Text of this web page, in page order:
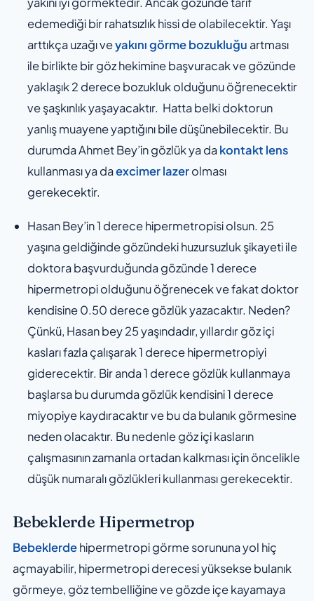
edemediği bir rahatsızlık hissi de olabilecektir. Yaşı
arttıkça uzağı veyakını görme bozukluğu artması
ile birlikte bir göz hekimine başvuracak ve gözünde
yaklaşık 2 derece bozukluk olduğunu öğrenecektir
ve şaşkınlık yaşayacaktır. Hatta belki doktorun
yanlış muayene yaptığını bile düşünebilecektir. Bu
durumda Ahmet Bey’in gözlük ya dakontakt lens
kullanması ya daexcimer lazerolması
gerekecektir.
Hasan Bey’in 1 derece hipermetropisi olsun. 25
yaşına geldiğinde gözündeki huzursuzluk şikayeti ile
doktora başvurduğunda gözünde 1 derece
hipermetropi olduğunu öğrenecek ve fakat doktor
kendisine 0.50 derece gözlük yazacaktır. Neden?
Çünkü, Hasan bey 25 yaşındadır, yıllardır göz içi
kasları fazla çalışarak 1 derece hipermetropiyi
giderecektir. Bir anda 1 derece gözlük kullanmaya
başlarsa bu durumda gözlük kendisini 1 derece
miyopiye kaydıracaktır ve bu da bulanık görmesine
neden olacaktır. Bu nedenle göz içi kasların
çalışmasının zamanla ortadan kalkması için öncelikle
düşük numaralı gözlükleri kullanması gerekecektir.
Bebeklerde Hipermetrop
Bebeklerdehipermetropi görme sorununa yol hiç
açmayabilir, hipermetropi derecesi yüksekse bulanık
görmeye, göz tembelliğine ve gözde içe kayamaya